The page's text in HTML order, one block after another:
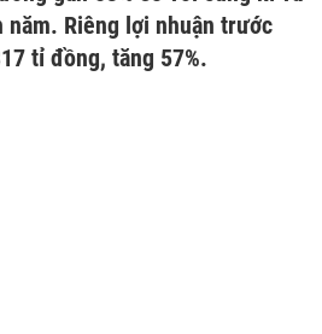
năm. Riêng lợi nhuận trước
tỉ đồng, tăng 57%.